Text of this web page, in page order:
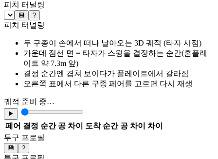
피치 터널링
💾 ?
피치 터널링
두 구종이 손에서 떠나 날아오는 3D 궤적 (타자 시점)
가운데 점선 면 = 타자가 스윙을 결정하는 순간(홈플레
이트 약 7.3m 앞)
결정 순간엔 겹쳐 보이다가 플레이트에서 갈라짐
오른쪽 표에서 다른 구종 페어를 고르면 다시 재생
궤적 준비 중…
▶
페어 결정 순간 공 차이 도착 순간 공 차이
차이
투구 프로필
💾 ?